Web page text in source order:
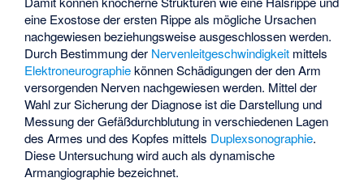
eine Exostose der ersten Rippe als mögliche Ursachen
nachgewiesen beziehungsweise ausgeschlossen werden.
Durch Bestimmung der Nervenleitgeschwindigkeit mittels
Elektroneurographiekönnen Schädigungen der den Arm
versorgenden Nerven nachgewiesen werden. Mittel der
Wahl zur Sicherung der Diagnose ist die Darstellung und
Messung der Gefäßdurchblutung in verschiedenen Lagen
des Armes und des Kopfes mittels Duplexsonographie.
Diese Untersuchung wird auch alsdynamische
Armangiographiebezeichnet.